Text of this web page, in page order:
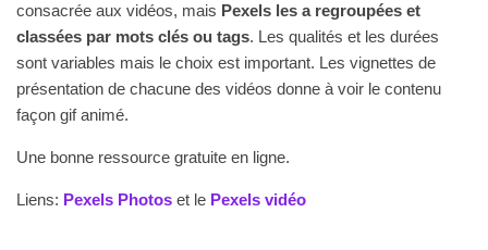
consacrée aux vidéos, mais Pexels les a regroupées et
classées par mots clés ou tags. Les qualités et les durées
sont variables mais le choix est important. Les vignettes de
présentation de chacune des vidéos donne à voir le contenu
façon gif animé.
Une bonne ressource gratuite en ligne.
Liens: Pexels Photos et le Pexels vidéo